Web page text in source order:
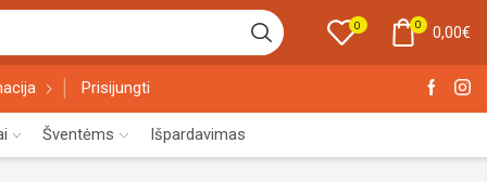
0 0 0,00€
Prisijungti
Šventėms Išpardavimas